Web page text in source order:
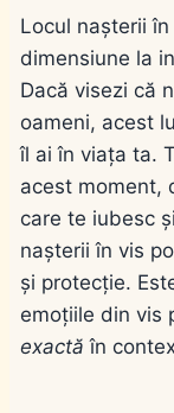
Locul nașterii
dimensiune la
Dacă visezi că
oameni, acest
îl ai în viața ta.
acest moment,
care te iubesc
nașterii în vis
și protecție.
emoțiile din vis
exactă în